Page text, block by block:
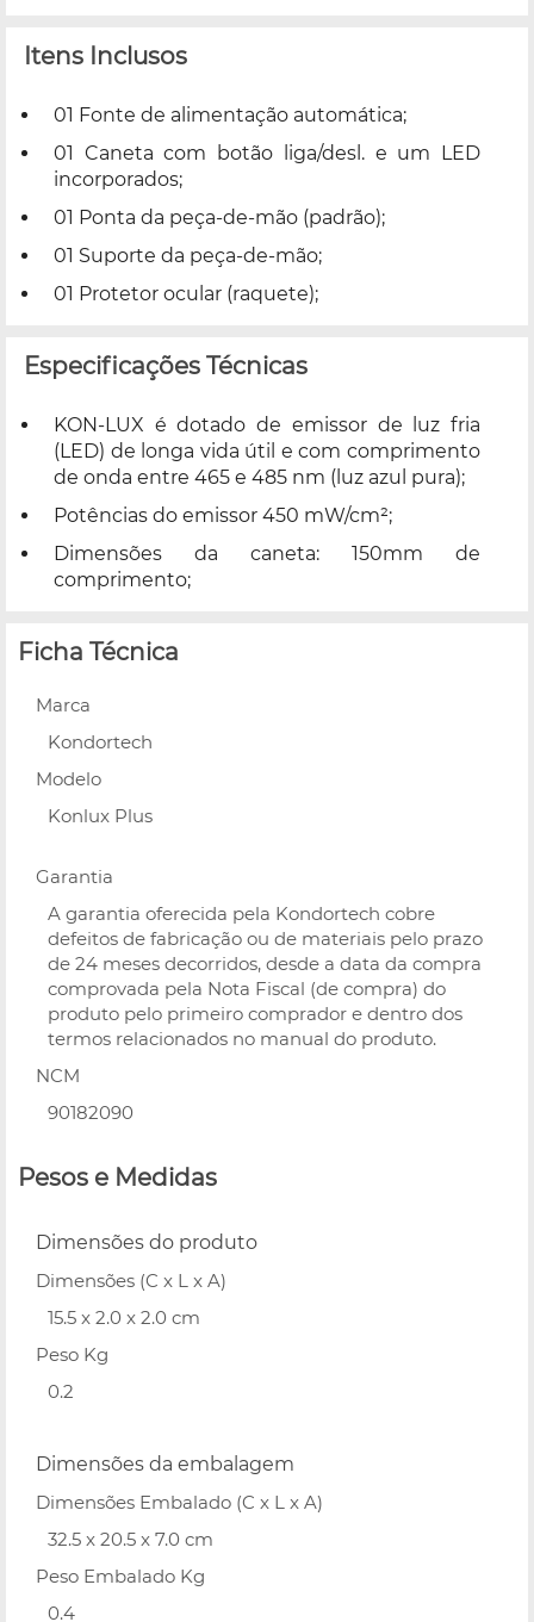
Itens Inclusos
01 Fonte de alimentação automática;
01 Caneta com botão liga/desl. e um LED
incorporados;
01 Ponta da peça-de-mão (padrão);
01 Suporte da peça-de-mão;
01 Protetor ocular (raquete);
Especificações Técnicas
KON-LUX é dotado de emissor de luz fria
(LED) de longa vida útil e com comprimento
de onda entre 465 e 485 nm (luz azul pura);
Potências do emissor 450 mW/cm²;
Dimensões da caneta: 150mm de
comprimento;
Ficha Técnica
Marca
Kondortech
Modelo
Konlux Plus
Garantia
A garantia oferecida pela Kondortech cobre
defeitos de fabricação ou de materiais pelo prazo
de 24 meses decorridos, desde a data da compra
comprovada pela Nota Fiscal (de compra) do
produto pelo primeiro comprador e dentro dos
termos relacionados no manual do produto.
NCM
90182090
Pesos e Medidas
Dimensões do produto
Dimensões (C x L x A)
15.5 x 2.0 x 2.0 cm
Peso Kg
0.2
Dimensões da embalagem
Dimensões Embalado (C x L x A)
32.5 x 20.5 x 7.0 cm
Peso Embalado Kg
0.4